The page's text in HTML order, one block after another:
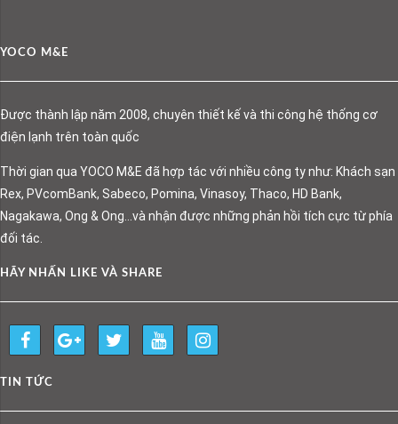
YOCO M&E
Được thành lập năm 2008, chuyên thiết kế và thi công hệ thống cơ
điện lạnh trên toàn quốc
Thời gian qua YOCO M&E đã hợp tác với nhiều công ty như: Khách sạn
Rex, PVcomBank, Sabeco, Pomina, Vinasoy, Thaco, HD Bank,
Nagakawa, Ong & Ong…và nhận được những phản hồi tích cực từ phía
đối tác.
HÃY NHẤN LIKE VÀ SHARE
TIN TỨC